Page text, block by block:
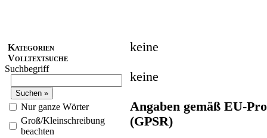
Kategorien
Volltextsuche
Suchbegriff
Nur ganze Wörter
Groß/Kleinschreibung
beachten
keine
keine
Angaben gemäß EU-
(GPSR)